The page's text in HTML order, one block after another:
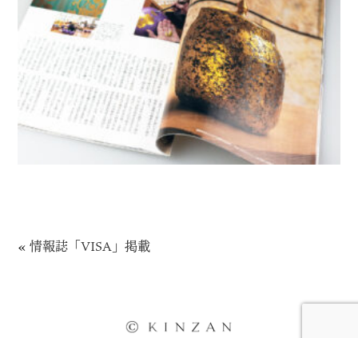
«情報誌「VISA」掲載